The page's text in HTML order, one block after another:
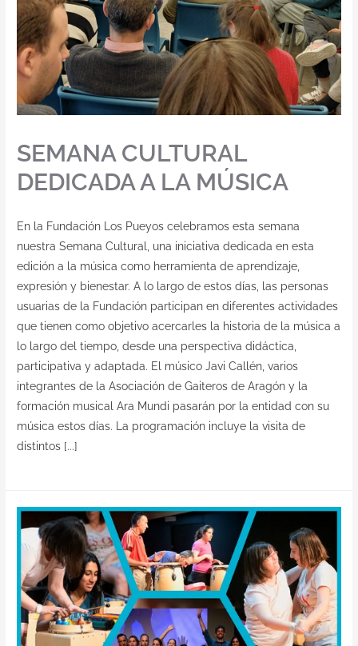
Contacto
SEMANA CULTURAL
DEDICADA A LA MÚSICA
En la Fundación Los Pueyos celebramos esta semana
nuestra Semana Cultural, una iniciativa dedicada en esta
edición a la música como herramienta de aprendizaje,
expresión y bienestar. A lo largo de estos días, las personas
usuarias de la Fundación participan en diferentes actividades
que tienen como objetivo acercarles la historia de la música a
lo largo del tiempo, desde una perspectiva didáctica,
participativa y adaptada. El músico Javi Callén, varios
integrantes de la Asociación de Gaiteros de Aragón y la
formación musical Ara Mundi pasarán por la entidad con su
música estos días. La programación incluye la visita de
distintos [...]